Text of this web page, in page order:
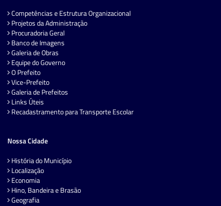
Competências e Estrutura Organizacional
Projetos da Administração
Procuradoria Geral
Banco de Imagens
Galeria de Obras
Equipe do Governo
O Prefeito
Vice-Prefeito
Galeria de Prefeitos
Links Úteis
Recadastramento para Transporte Escolar
Nossa Cidade
História do Município
Localização
Economia
Hino, Bandeira e Brasão
Geografia